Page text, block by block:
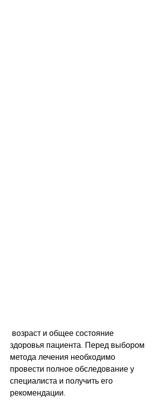
здоровья пациента. Перед выбором
метода лечения необходимо
провести полное обследование у
специалиста и получить его
рекомендации.